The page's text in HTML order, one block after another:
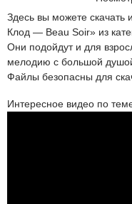
Здесь вы можете скачать
Клод — Beau Soir» из
Они подойдут и для
мелодию с большой
Файлы безопасны для
Интересное видео по